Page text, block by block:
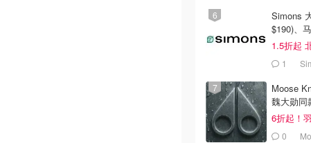
Simons
$190)、
1.5折起
1
Moose
魏大勋同
6折起！
0